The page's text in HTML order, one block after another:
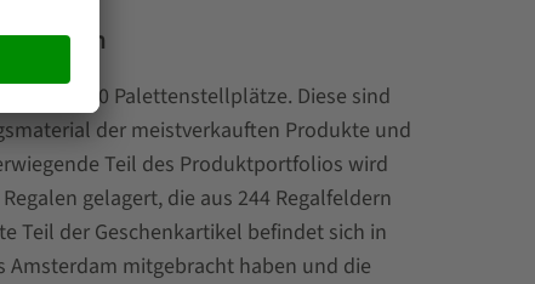
über 2.000 Palettenstellplätze. Diese sind
der meistverkauften Produkte und
Teil des Produktportfolios wird
gelagert, die aus 244 Regalfeldern
Teil der Geschenkartikel befindet sich in
Amsterdam mitgebracht haben und die